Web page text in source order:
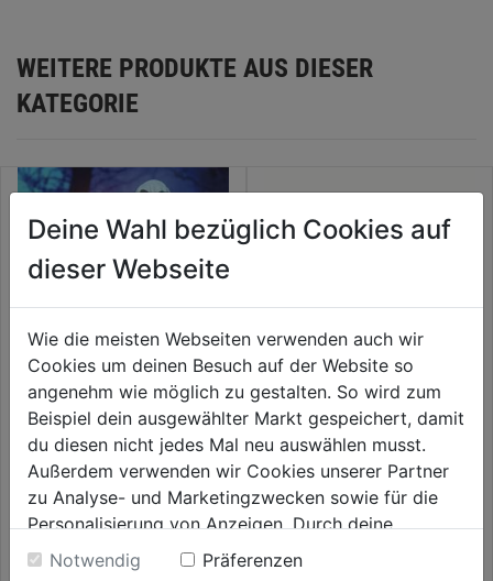
WEITERE PRODUKTE AUS DIESER
KATEGORIE
Gartenstecker Geister 3er Set
0.0
von14,99€
LED Kürbis 3er Set
verschiedene Größen
0.0
von
14,99€
Deine Wahl bezüglich Cookies auf
dieser Webseite
Wie die meisten Webseiten verwenden auch wir
Cookies um deinen Besuch auf der Website so
angenehm wie möglich zu gestalten. So wird zum
Beispiel dein ausgewählter Markt gespeichert, damit
du diesen nicht jedes Mal neu auswählen musst.
Außerdem verwenden wir Cookies unserer Partner
zu Analyse- und Marketingzwecken sowie für die
Personalisierung von Anzeigen. Durch deine
Einwilligung werden die Daten von Drittanbieter,
unter anderem auch in den USA, verarbeitet.
Notwendig
Präferenzen